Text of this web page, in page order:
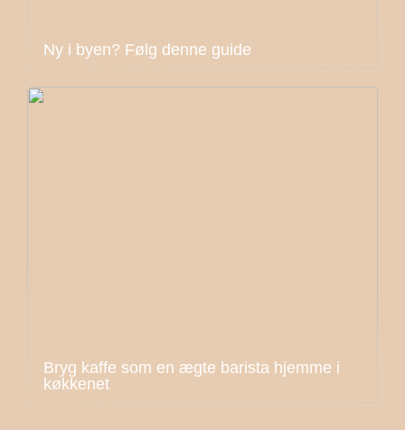
Ny i byen? Følg denne guide
Bryg kaffe som en ægte barista hjemme i
køkkenet